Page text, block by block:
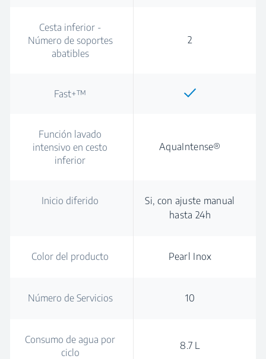
Cesta inferior -
Número de soportes
abatibles
2
Fast+™
Función lavado
intensivo en cesto
inferior
AquaIntense®
Inicio diferido
Si, con ajuste manual
hasta 24h
Color del producto Pearl Inox
Número de Servicios 10
Consumo de agua por
ciclo
8.7 L